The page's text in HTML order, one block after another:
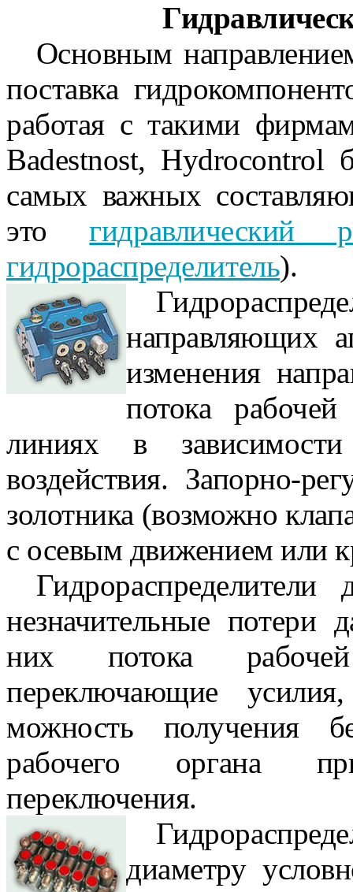
Основным
поставка
работая с такими
Badestnost, Hydrocontrol
самых важных
этогидравлический
гидрораспределитель).
направляю­щих
изменения
потока
линиях в
воздействия. Запорно-
золотника (возможно
с осевым движением или
незначительные потери
них потока
переключающие
можность получения
рабочего органа
переключения.
диаметру